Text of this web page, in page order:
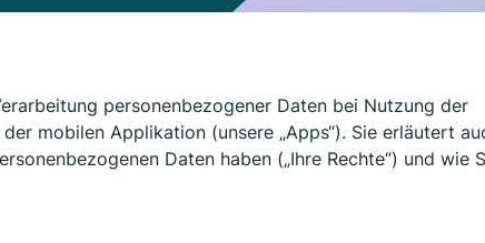
personenbezogener Daten bei Nutzung der
mobilen Applikation (unsere „Apps“). Sie erläutert
Daten haben („Ihre Rechte“) und wie